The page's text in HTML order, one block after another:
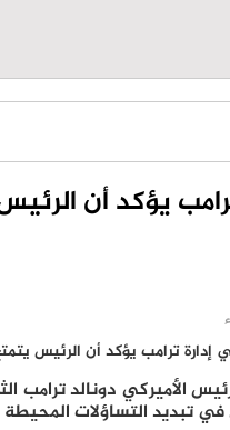
يؤكد أن
الأميركي دونالد ترامب
تبديد التساؤلات المحيطة